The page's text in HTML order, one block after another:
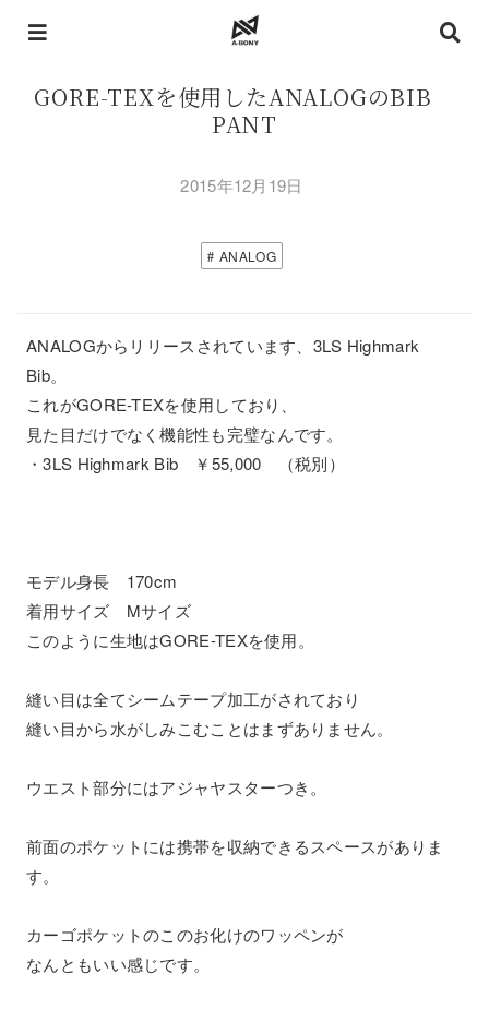
GORE-TEXを使用したANALOGのBIB
PANT
2015年12月19日
ANALOG
ANALOGからリリースされています、3LS Highmark
Bib。
これがGORE-TEXを使用しており、
見た目だけでなく機能性も完璧なんです。
・3LS Highmark Bib ￥55,000 （税別）
モデル身長 170cm
着用サイズ Mサイズ
このように生地はGORE-TEXを使用。
縫い目は全てシームテープ加工がされており
縫い目から水がしみこむことはまずありません。
ウエスト部分にはアジャヤスターつき。
前面のポケットには携帯を収納できるスペースがありま
す。
カーゴポケットのこのお化けのワッペンが
なんともいい感じです。